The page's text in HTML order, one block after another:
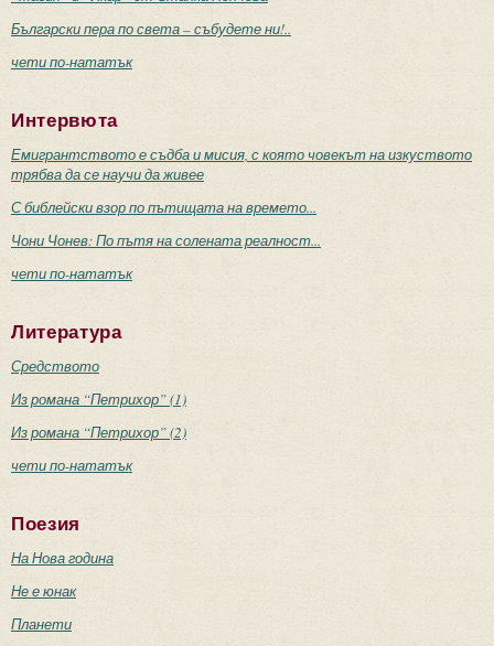
Български пера по света – събудете ни!..
чети по-нататък
Интервюта
Емигрантството е съдба и мисия, с която човекът на изкуството
трябва да се научи да живее
С библейски взор по пътищата на времето...
Чони Чонев: По пътя на солената реалност...
чети по-нататък
Литература
Средството
Из романа “Петрихор” (1)
Из романа “Петрихор” (2)
чети по-нататък
Поезия
На Нова година
Не е юнак
Планети